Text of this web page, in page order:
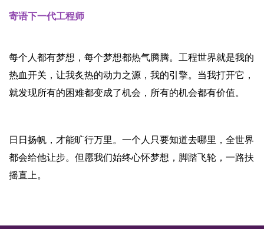
寄语下一代工程师
每个人都有梦想，每个梦想都热气腾腾。工程世界就是我的
热血开关，让我炙热的动力之源，我的引擎。当我打开它，
就发现所有的困难都变成了机会，所有的机会都有价值。
日日扬帆，才能旷行万里。一个人只要知道去哪里，全世界
都会给他让步。但愿我们始终心怀梦想，脚踏飞轮，一路扶
摇直上。